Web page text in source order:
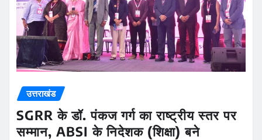
उत्तराखंड
SGRR के डॉ. पंकज गर्ग का राष्ट्रीय स्तर पर
सम्मान, ABSI के निदेशक (शिक्षा) बने